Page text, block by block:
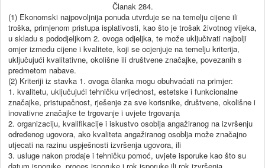
Članak 284.
(1) Ekonomski najpovoljnija ponuda utvrđuje se na temelju cijene ili
troška, primjenom pristupa isplativosti, kao što je trošak životnog vijeka,
u skladu s pododjeljkom 2. ovoga odjeljka, te može uključivati najbolji
omjer između cijene i kvalitete, koji se ocjenjuje na temelju kriterija,
uključujući kvalitativne, okolišne ili društvene značajke, povezanih s
predmetom nabave.
(2) Kriteriji iz stavka 1. ovoga članka mogu obuhvaćati na primjer:
1. kvalitetu, uključujući tehničku vrijednost, estetske i funkcionalne
značajke, pristupačnost, rješenje za sve korisnike, društvene, okolišne i
inovativne značajke te trgovanje i uvjete trgovanja
2. organizaciju, kvalifikacije i iskustvo osoblja angažiranog na izvršenju
određenog ugovora, ako kvaliteta angažiranog osoblja može značajno
utjecati na razinu uspješnosti izvršenja ugovora, ili
3. usluge nakon prodaje i tehničku pomoć, uvjete isporuke kao što su